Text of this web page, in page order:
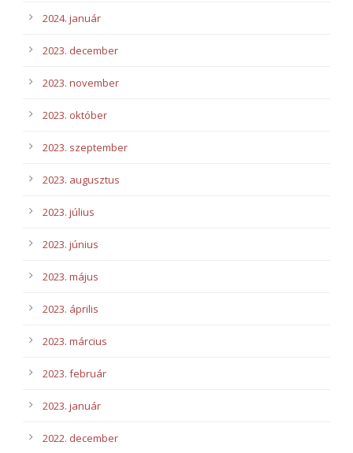
2024. január
2023. december
2023. november
2023. október
2023. szeptember
2023. augusztus
2023. július
2023. június
2023. május
2023. április
2023. március
2023. február
2023. január
2022. december